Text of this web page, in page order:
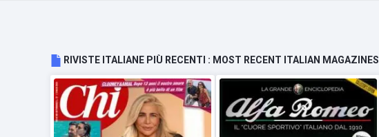
RIVISTE ITALIANE PIÙ RECENTI : MOST RECENT ITALIAN MAGAZINES